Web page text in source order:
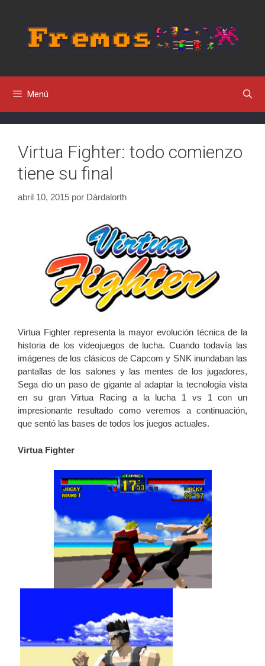
contenido
Menú
Virtua Fighter: todo comienzo
tiene su final
abril 10, 2015 por Dárdalorth
Virtua Fighter representa la mayor evolución técnica de la
historia de los videojuegos de lucha. Cuando todavía las
imágenes de los clásicos de Capcom y SNK inundaban las
pantallas de los salones y las mentes de los jugadores,
Sega dio un paso de gigante al adaptar la tecnología vista
en su gran Virtua Racing a la lucha 1 vs 1 con un
impresionante resultado como veremos a continuación,
que sentó las bases de todos los juegos actuales.
Virtua Fighter